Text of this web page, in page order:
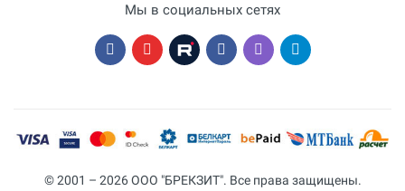
Мы в социальных сетях
© 2001 – 2026 ООО "БРЕКЗИТ". Все права защищены.